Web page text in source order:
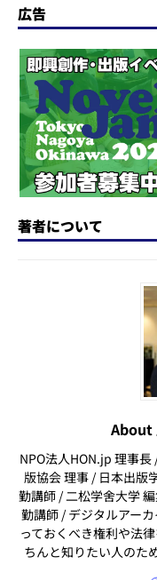
o
d
o
n
s
k
y
e
b
o
o
k
広告
著者について
About
NPO法人HON.jp 理事
版協会 理事 / 日本出版
勤講師 / 二松学舍大学
勤講師 / デジタルアー
っておくべき権利や法
ちんと知りたい人のた